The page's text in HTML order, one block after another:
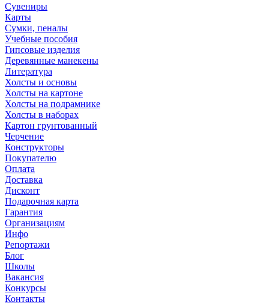
Сувениры
Карты
Сумки, пеналы
Учебные пособия
Гипсовые изделия
Деревянные манекены
Литература
Холсты и основы
Холсты на картоне
Холсты на подрамнике
Холсты в наборах
Картон грунтованный
Черчение
Конструкторы
Покупателю
Оплата
Доставка
Дисконт
Подарочная карта
Гарантия
Организациям
Инфо
Репортажи
Блог
Школы
Вакансия
Конкурсы
Контакты